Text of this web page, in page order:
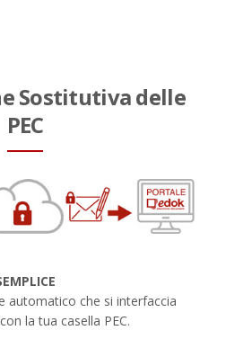
Sostitutiva delle
PEC
automatico che si interfaccia
la tua casella PEC.